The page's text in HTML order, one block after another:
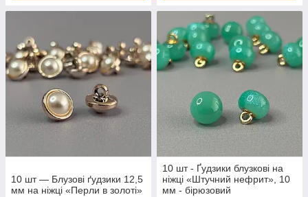
10 шт — Блузові ґудзики 12,5
мм на ніжці «Перли в золоті»
10 шт - Ґудзики блузкові на
ніжці «Штучний нефрит», 10
мм - бірюзовий